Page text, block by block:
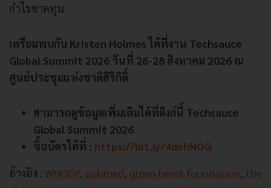
กำไรขาดทุน
เตรียมพบกับ Kristen Holmes ได้ที่งาน Techsauce
Global Summit 2026 วันที่ 26-28 สิงหาคม 2026 ณ
ศูนย์ประชุมแห่งชาติสิริกิติ์
สามารถดูข้อมูลเพิ่มเติมได้ที่ลิงก์นี้ Techsauce
Global Summit 2026
ซื้อบัตรได้ที่ : https://bit.ly/4dehNOG
อ้างอิง : WHOOP, pubmed, green beret foundation, the